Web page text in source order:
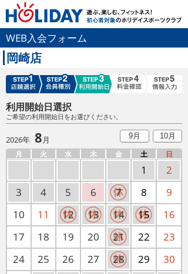
WEB入会フォーム
岡崎店
利用開始日選択
ご希望の利用開始日をお選びください。
2026年 8月 9月 10月
月 火 水 木 金 土 日
1
2
3
4 5 6 7 8
9
10
11 12 13 14 15
16
17
18 19 20 21 22
23
24
25 26 27 28 29
30